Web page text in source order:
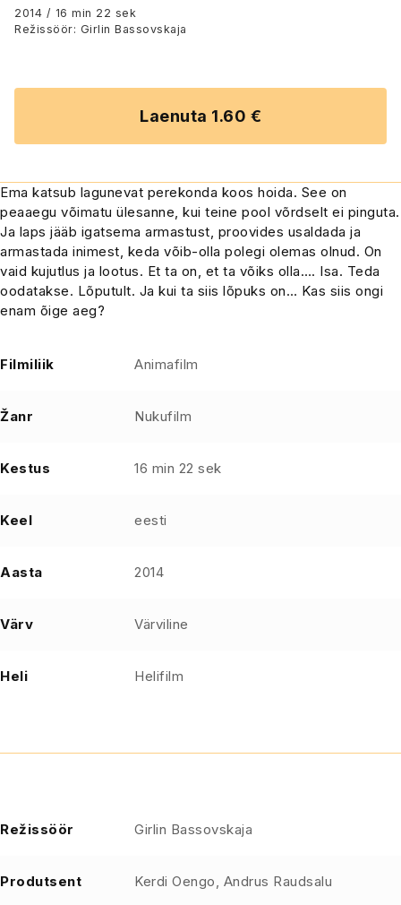
2014 / 16 min 22 sek
Režissöör: Girlin Bassovskaja
Laenuta 1.60 €
Ema katsub lagunevat perekonda koos hoida. See on
peaaegu võimatu ülesanne, kui teine pool võrdselt ei pinguta.
Ja laps jääb igatsema armastust, proovides usaldada ja
armastada inimest, keda võib-olla polegi olemas olnud. On
vaid kujutlus ja lootus. Et ta on, et ta võiks olla…. Isa. Teda
oodatakse. Lõputult. Ja kui ta siis lõpuks on… Kas siis ongi
enam õige aeg?
Filmiliik Animafilm
Žanr Nukufilm
Kestus 16 min 22 sek
Keel eesti
Aasta 2014
Värv Värviline
Heli Helifilm
Režissöör Girlin Bassovskaja
Produtsent Kerdi Oengo, Andrus Raudsalu